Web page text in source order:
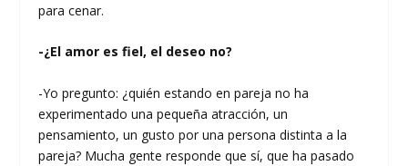
para cenar.
-¿El amor es fiel, el deseo no?
-Yo pregunto: ¿quién estando en pareja no ha
experimentado una pequeña atracción, un
pensamiento, un gusto por una persona distinta a la
pareja? Mucha gente responde que sí, que ha pasado